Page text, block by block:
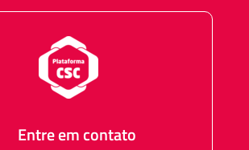
Entre em contato